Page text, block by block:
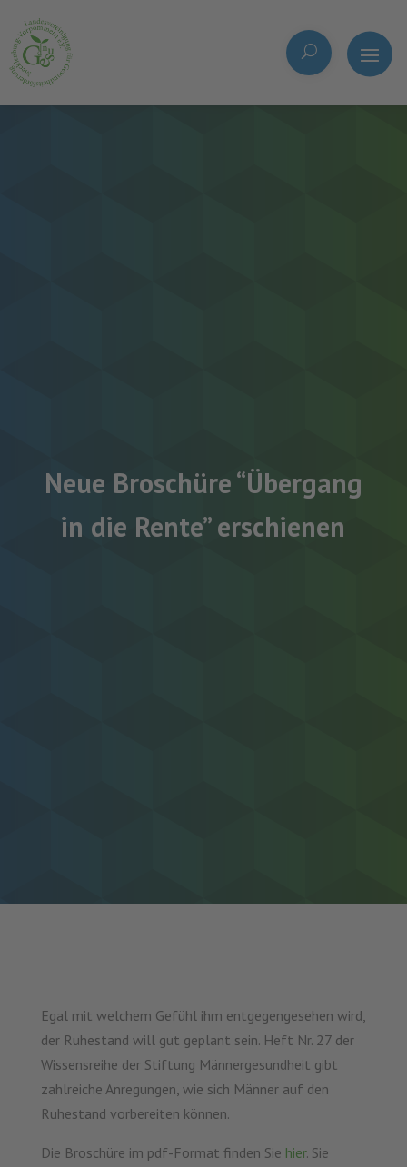
Neue Broschüre “Übergang
in die Rente” erschienen
Egal mit welchem Gefühl ihm entgegengesehen wird,
der Ruhestand will gut geplant sein. Heft Nr. 27 der
Wissensreihe der Stiftung Männergesundheit gibt
zahlreiche Anregungen, wie sich Männer auf den
Ruhestand vorbereiten können.
Die Broschüre im pdf-Format finden Sie hier. Sie